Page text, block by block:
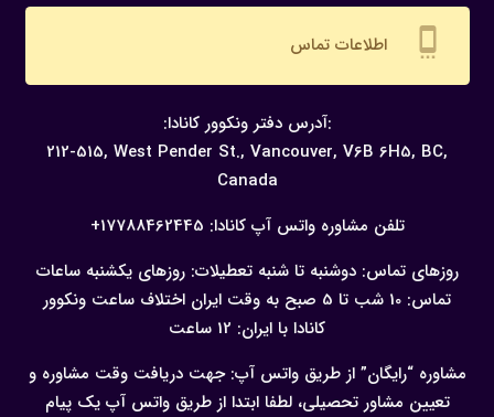
settings_cell اطلاعات تماس
:آدرس دفتر ونکوور کانادا:
212-515, West Pender St., Vancouver, V6B 6H5, BC,
Canada
تلفن مشاوره واتس آپ کانادا: 17788462445+
روزهای تماس: دوشنبه تا شنبه تعطیلات: روزهای یکشنبه ساعات
تماس: 10 شب تا 5 صبح به وقت ایران
اختلاف ساعت ونکوور
کانادا با ایران: 12 ساعت
مشاوره “رایگان” از طریق واتس آپ: جهت دریافت وقت مشاوره و
تعیین مشاور تحصیلی، لطفا ابتدا از طریق واتس آپ یک پیام